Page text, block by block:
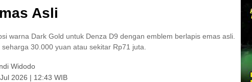
Asli
warna Dark Gold untuk Denza D9 dengan emblem berlapis emas asli.
30.000 yuan atau sekitar Rp71 juta.
Widodo
2026 | 12:43 WIB